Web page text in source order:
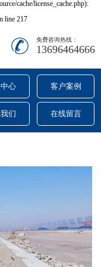
cache/license_cache.php):
line 217
免费咨询热线：
13696464666
心 客户案例
们 在线留言